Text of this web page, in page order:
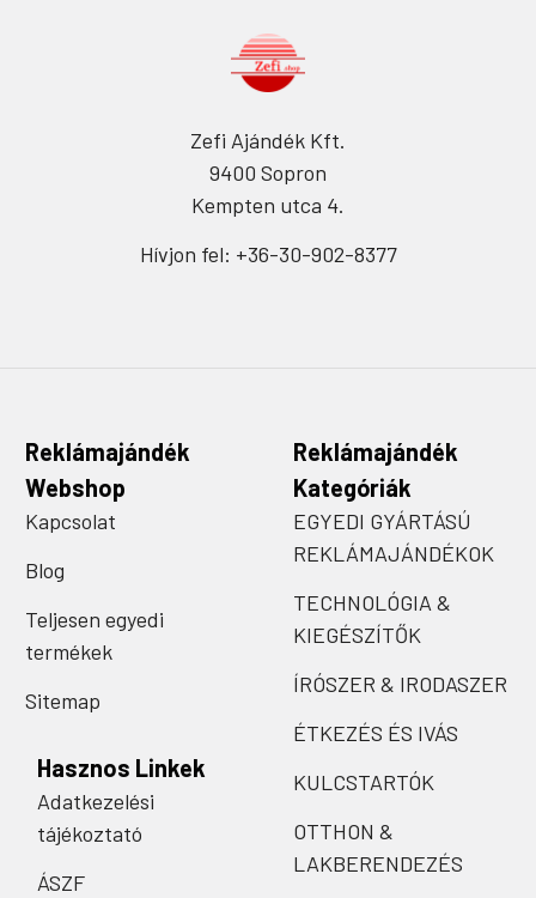
Zefi Ajándék Kft.
9400 Sopron
Kempten utca 4.
Hívjon fel: +36-30-902-8377
Reklámajándék
Webshop
Kapcsolat
Blog
Teljesen egyedi
termékek
Sitemap
Hasznos Linkek
Adatkezelési
tájékoztató
ÁSZF
Reklámajándék
Kategóriák
EGYEDI GYÁRTÁSÚ
REKLÁMAJÁNDÉKOK
TECHNOLÓGIA &
KIEGÉSZÍTŐK
ÍRÓSZER & IRODASZER
ÉTKEZÉS ÉS IVÁS
KULCSTARTÓK
OTTHON &
LAKBERENDEZÉS